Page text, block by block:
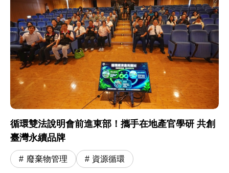
循環雙法說明會前進東部！攜手在地產官學研 共創
臺灣永續品牌
廢棄物管理 資源循環